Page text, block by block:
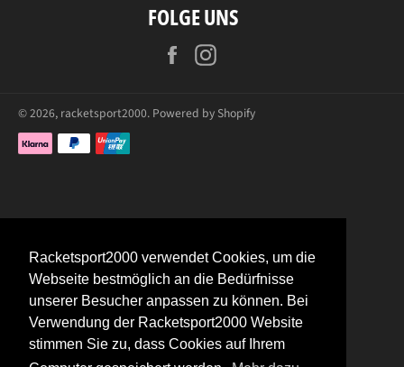
Racketsport2000 verwendet Cookies, um die
Webseite bestmöglich an die Bedürfnisse
unserer Besucher anpassen zu können. Bei
Verwendung der Racketsport2000 Website
stimmen Sie zu, dass Cookies auf Ihrem
FOLGE UNS
Facebook
© 2026, racketsport2000. Powered by Shopify
Zahlungsarten